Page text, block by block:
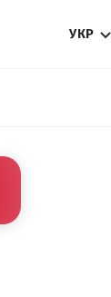
УКР